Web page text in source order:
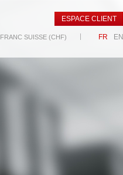
ESPACE CLIENT
FR EN
FRANC SUISSE (CHF)